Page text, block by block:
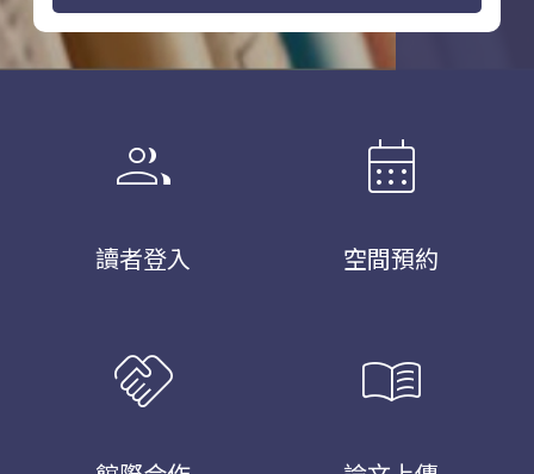
group
讀者登入
calendar_month
空間預約
handshake menu_book